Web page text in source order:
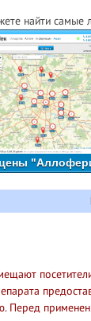
найти самые
Перед